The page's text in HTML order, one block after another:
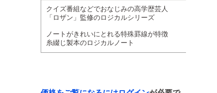
クイズ番組などでおなじみの高学歴芸人
「ロザン」監修のロジカルシリーズ
ノートがきれいにとれる特殊罫線が特徴
糸綴じ製本のロジカルノート